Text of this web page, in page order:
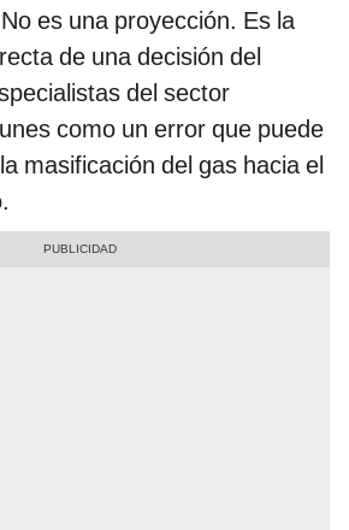
es una proyección. Es la
de una decisión del
del sector
como un error que puede
masificación del gas hacia el